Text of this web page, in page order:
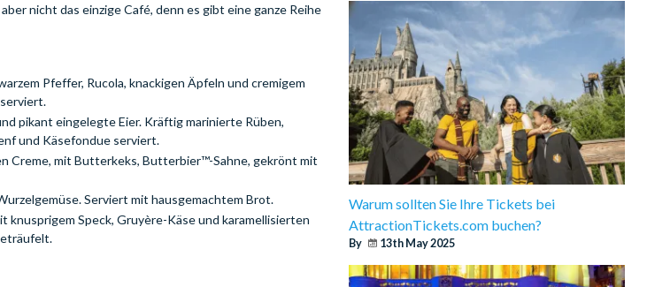
nicht das einzige Café, denn es gibt eine ganze Reihe
Pfeffer, Rucola, knackigen Äpfeln und cremigem
pikant eingelegte Eier. Kräftig marinierte Rüben,
und Käsefondue serviert.
Creme, mit Butterkeks, Butterbier™-Sahne, gekrönt mit
Serviert mit hausgemachtem Brot.
Speck, Gruyère-Käse und karamellisierten
Warum sollten Sie Ihre Tickets bei
AttractionTickets.com buchen?
By 13th May 2025